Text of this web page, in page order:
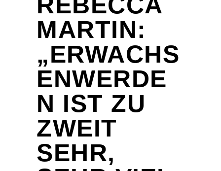
MARTIN:
„ERWACHS
ENWERDE
N IST ZU
ZWEIT
SEHR,